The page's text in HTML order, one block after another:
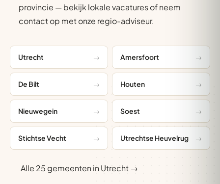
provincie — bekijk lokale vacatures of neem
contact op met onze regio-adviseur.
Utrecht Amersfoort
De Bilt Houten
Nieuwegein Soest
Stichtse Vecht Utrechtse Heuvelrug
Alle 25 gemeenten in Utrecht →